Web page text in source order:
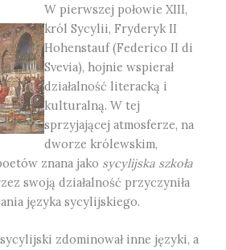
W pierwszej połowie XIII,
król Sycylii, Fryderyk II
Hohenstauf (Federico II di
Svevia), hojnie wspierał
działalność literacką i
kulturalną. W tej
sprzyjającej atmosferze, na
dworze królewskim,
znana jako sycylijska szkoła
swoją działalność przyczyniła
języka sycylijskiego.
zdominował inne języki, a